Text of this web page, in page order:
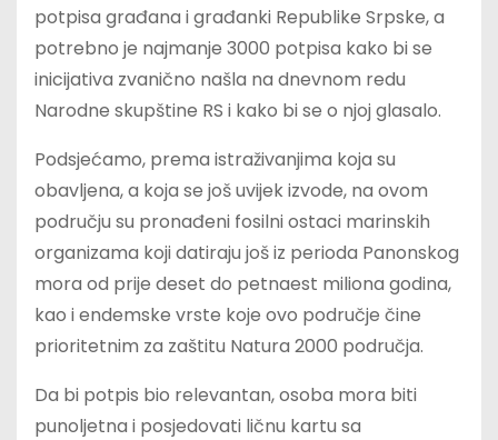
potpisa građana i građanki Republike Srpske, a
potrebno je najmanje 3000 potpisa kako bi se
inicijativa zvanično našla na dnevnom redu
Narodne skupštine RS i kako bi se o njoj glasalo.
Podsjećamo, prema istraživanjima koja su
obavljena, a koja se još uvijek izvode, na ovom
području su pronađeni fosilni ostaci marinskih
organizama koji datiraju još iz perioda Panonskog
mora od prije deset do petnaest miliona godina,
kao i endemske vrste koje ovo područje čine
prioritetnim za zaštitu Natura 2000 područja.
Da bi potpis bio relevantan, osoba mora biti
punoljetna i posjedovati ličnu kartu sa